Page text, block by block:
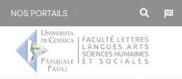
NOS PORTAILS :